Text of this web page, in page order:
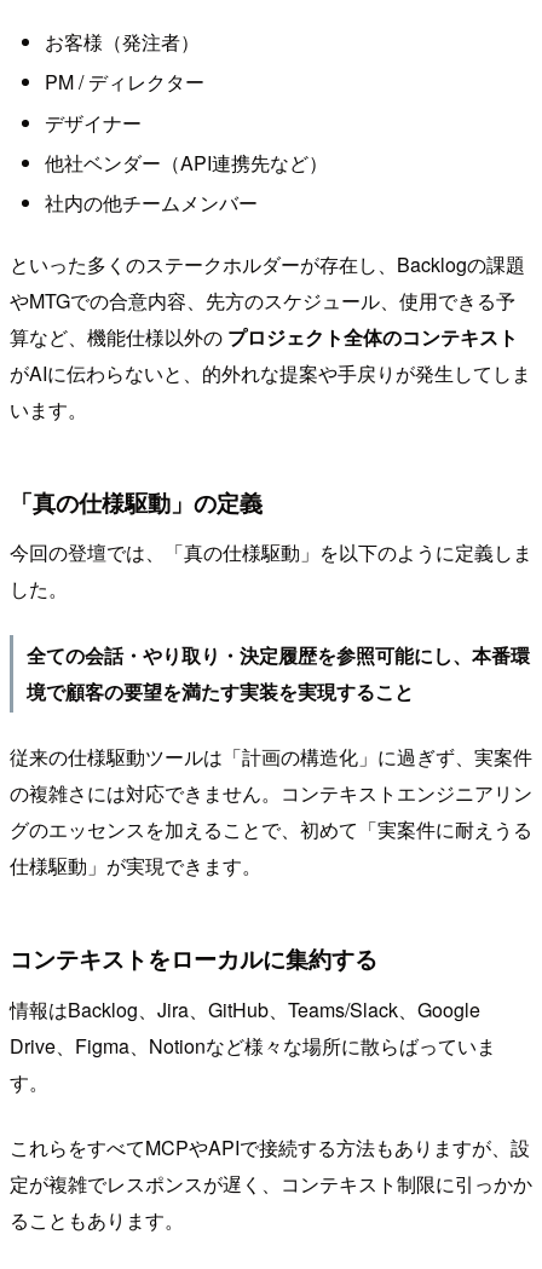
お客様（発注者）
PM / ディレクター
デザイナー
他社ベンダー（API連携先など）
社内の他チームメンバー
といった多くのステークホルダーが存在し、Backlogの課題
やMTGでの合意内容、先方のスケジュール、使用できる予
算など、機能仕様以外の プロジェクト全体のコンテキスト
がAIに伝わらないと、的外れな提案や手戻りが発生してしま
います。
「真の仕様駆動」の定義
今回の登壇では、「真の仕様駆動」を以下のように定義しま
した。
全ての会話・やり取り・決定履歴を参照可能にし、本番環
境で顧客の要望を満たす実装を実現すること
従来の仕様駆動ツールは「計画の構造化」に過ぎず、実案件
の複雑さには対応できません。コンテキストエンジニアリン
グのエッセンスを加えることで、初めて「実案件に耐えうる
仕様駆動」が実現できます。
コンテキストをローカルに集約する
情報はBacklog、Jira、GitHub、Teams/Slack、Google
Drive、Figma、Notionなど様々な場所に散らばっていま
す。
これらをすべてMCPやAPIで接続する方法もありますが、設
定が複雑でレスポンスが遅く、コンテキスト制限に引っかか
ることもあります。